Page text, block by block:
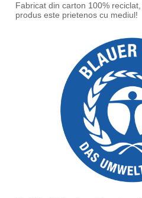
Fabricat din carton 100%
produs este prietenos cu mediul!